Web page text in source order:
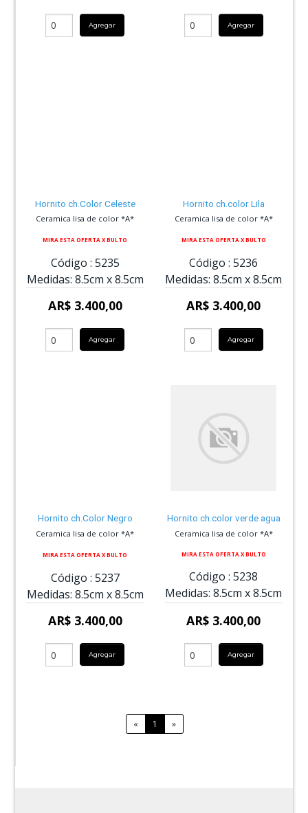
Agregar Agregar
Hornito ch.Color Celeste
Ceramica lisa de color *A*
MIRA ESTA OFERTA X BULTO
Código : 5235
Medidas: 8.5cm x8.5cm
AR$ 3.400,00
Agregar
Hornito ch.color Lila
Ceramica lisa de color *A*
MIRA ESTA OFERTA X BULTO
Código : 5236
Medidas: 8.5cm x8.5cm
AR$ 3.400,00
Agregar
Hornito ch.Color Negro
Ceramica lisa de color *A*
MIRA ESTA OFERTA X BULTO
Código : 5237
Medidas: 8.5cm x8.5cm
AR$ 3.400,00
Agregar
Hornito ch.color verde agua
Ceramica lisa de color *A*
MIRA ESTA OFERTA X BULTO
Código : 5238
Medidas: 8.5cm x8.5cm
AR$ 3.400,00
Agregar
« 1 »